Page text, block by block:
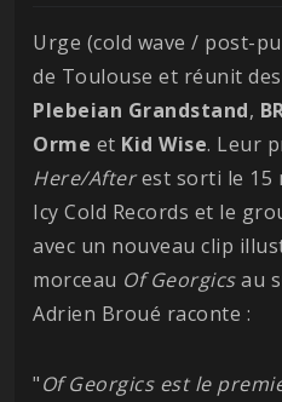
Urge (cold wave / post-
de Toulouse et réunit
Plebeian Grandstand,
Orme et Kid Wise. Leur
Here/Afterest sorti le 15
Icy Cold Records et le
avec un nouveau clip
morceau Of Georgicsau
Adrien Broué raconte :
"Of Georgics est le